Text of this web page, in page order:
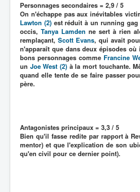
Personnages secondaires = 2,9 / 5
On n'échappe pas aux inévitables
Lawton (2)est réduit à un running gag
occis, Tanya Lamden ne sert à rien
remplaçant,Scott Evans, qui avait
n'apparaît que dans deux épisodes
bons personnages comme Francine
un Joe West (2) à la mort touchante.
quand elle tente de se faire passer
père.
Antagonistes principaux = 3,3 / 5
Bien qu'il fasse redite par rapport à
mentor) et que l'explication de son
qu'en civil pour ce dernier point).